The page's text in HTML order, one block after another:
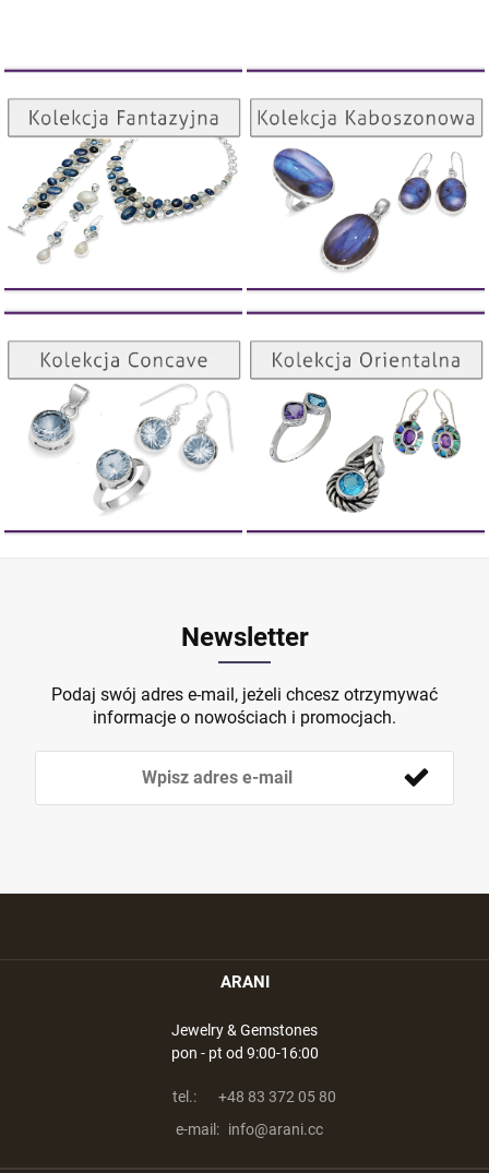
Kolekcja Fantazyjna
ZOBACZ
Kolekcja Kaboszonowa
ZOBACZ
Kolekcja Concave
ZOBACZ
Kolekcja Orientalna
ZOBACZ
Newsletter
Podaj swój adres e-mail, jeżeli chcesz otrzymywać
informacje o nowościach i promocjach.
ARANI
Jewelry & Gemstones
pon - pt od 9:00-16:00
tel.:
+48 83 372 05 80
e-mail: info@arani.cc